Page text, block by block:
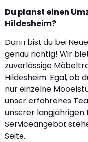
Du planst einen
Hildesheim?
Dann bist du bei
genau richtig! Wir
zuverlässige
Hildesheim. Egal, ob
nur einzelne
unser erfahrenes
unserer langjährigen
Serviceangebot
Seite.